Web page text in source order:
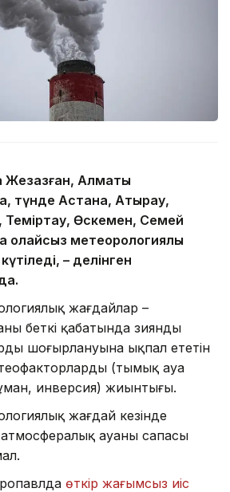
Алматы
түнде Астана, Атырау,
Теміртау, Өскемен, Семей
қолайсыз метеорологиялық
– делінген
жағдайлар –
беткі қабатында зиянды
шоғырлануына ықпал ететін
(тымық ауа
инверсия) жиынтығы.
жағдай кезінде
ауаның сапасы
өткір жағымсыз иіс